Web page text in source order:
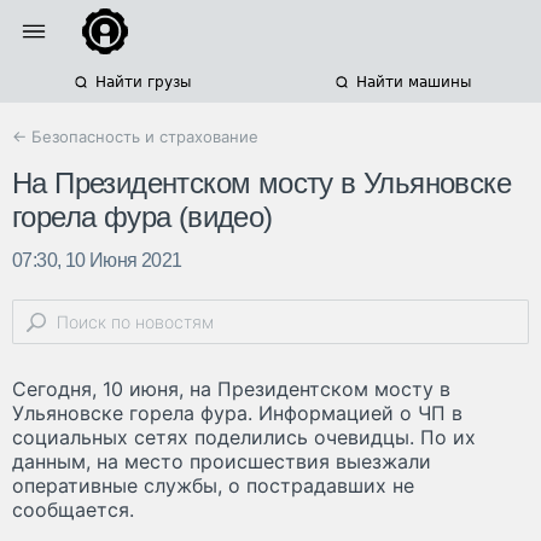
Найти грузы Найти машины
← Безопасность и страхование
На Президентском мосту в Ульяновске
горела фура (видео)
07:30, 10 Июня 2021
Сегодня, 10 июня, на Президентском мосту в
Ульяновске горела фура. Информацией о ЧП в
социальных сетях поделились очевидцы. По их
данным, на место происшествия выезжали
оперативные службы, о пострадавших не
сообщается.